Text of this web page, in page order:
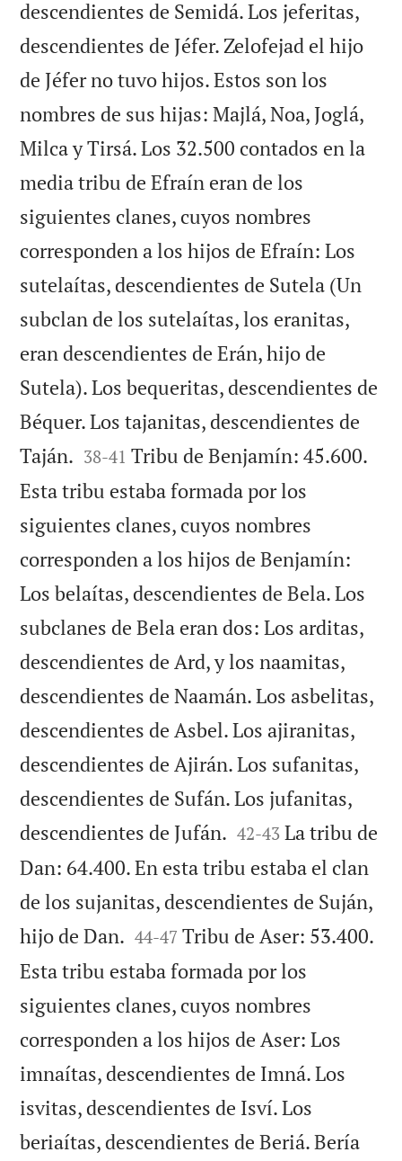
descendientes de Semidá. Los jeferitas,
descendientes de Jéfer. Zelofejad el hijo
de Jéfer no tuvo hijos. Estos son los
nombres de sus hijas: Majlá, Noa, Joglá,
Milca y Tirsá. Los 32.500 contados en la
media tribu de Efraín eran de los
siguientes clanes, cuyos nombres
corresponden a los hijos de Efraín: Los
sutelaítas, descendientes de Sutela (Un
subclan de los sutelaítas, los eranitas,
eran descendientes de Erán, hijo de
Sutela). Los bequeritas, descendientes de
Béquer. Los tajanitas, descendientes de
Taján. 

38-41 Tribu de Benjamín: 45.600.
Esta tribu estaba formada por los
siguientes clanes, cuyos nombres
corresponden a los hijos de Benjamín:
Los belaítas, descendientes de Bela. Los
subclanes de Bela eran dos: Los arditas,
descendientes de Ard, y los naamitas,
descendientes de Naamán. Los asbelitas,
descendientes de Asbel. Los ajiranitas,
descendientes de Ajirán. Los sufanitas,
descendientes de Sufán. Los jufanitas,
descendientes de Jufán. 

42-43 La tribu de
Dan: 64.400. En esta tribu estaba el clan
de los sujanitas, descendientes de Suján,
hijo de Dan. 

44-47 Tribu de Aser: 53.400.
Esta tribu estaba formada por los
siguientes clanes, cuyos nombres
corresponden a los hijos de Aser: Los
imnaítas, descendientes de Imná. Los
isvitas, descendientes de Isví. Los
beriaítas, descendientes de Beriá. Bería